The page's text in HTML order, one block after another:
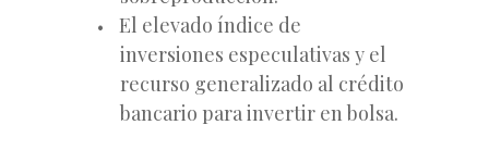
El elevado índice de
inversiones especulativas y el
recurso generalizado al crédito
bancario para invertir en bolsa.